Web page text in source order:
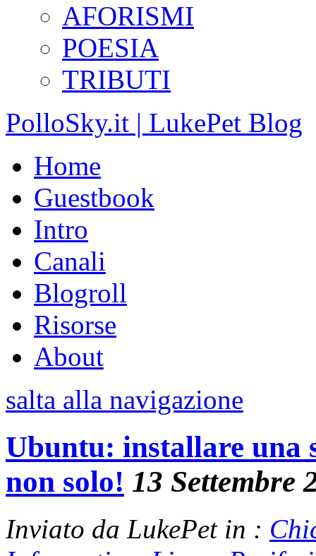
AFORISMI
POESIA
TRIBUTI
PolloSky.it | LukePet Blog
Home
Guestbook
Intro
Canali
Blogroll
Risorse
About
salta alla navigazione
Ubuntu: installare una
non solo! 13 Settembre
Inviato da LukePet in :